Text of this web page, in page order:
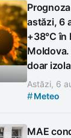
astăzi, 6
+38°C în
doar
Astăzi, 6
#Meteo
MAE